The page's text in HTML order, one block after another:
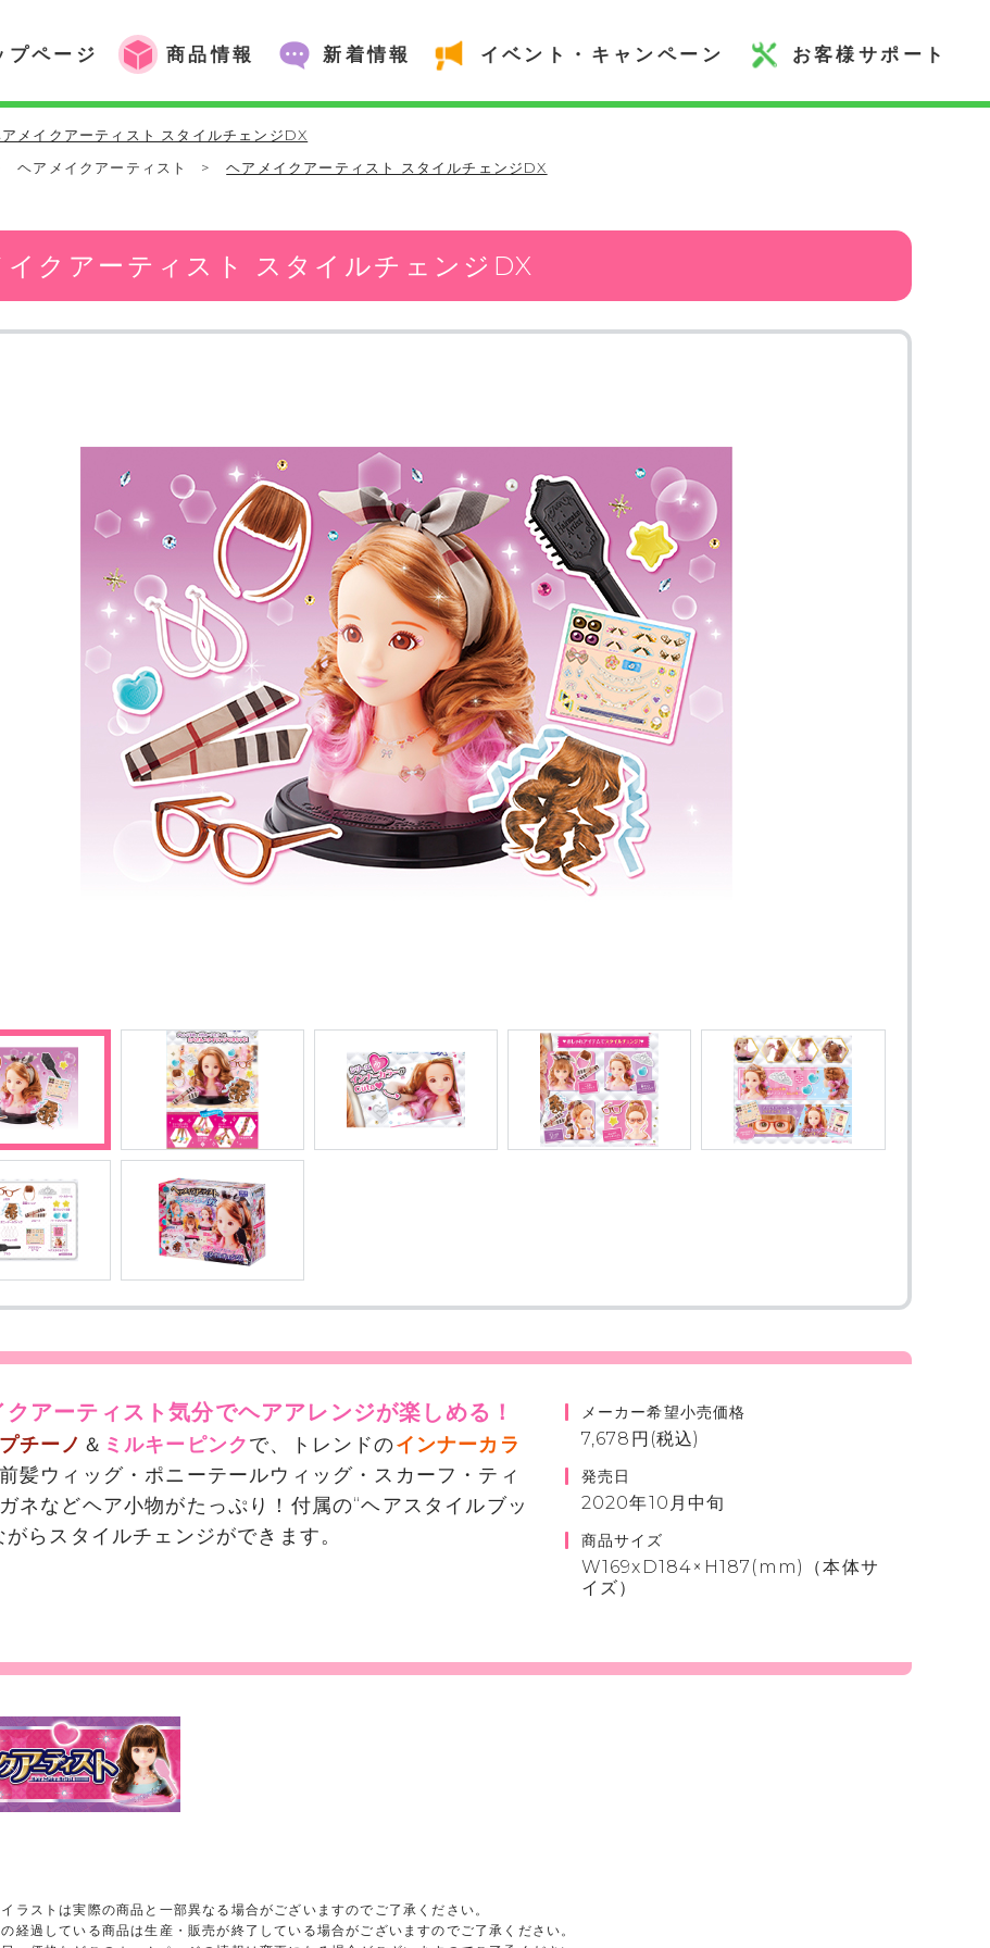
プページ 商品情報 新着情報 イベント・キャンペーン お客様サポート
メイクアーティスト スタイルチェンジDX
ヘアメイクアーティスト > ヘアメイクアーティスト スタイルチェンジDX
イクアーティスト スタイルチェンジDX
アーティスト気分でヘアアレンジが楽しめる！
チーノ ＆ ミルキーピンクで、トレンドのインナーカラ
髪ウィッグ・ポニーテールウィッグ・スカーフ・ティ
ネなどヘア小物がたっぷり！付属の“ヘアスタイルブッ
がらスタイルチェンジができます。
メーカー希望小売価格
7,678円(税込)
発売日
2020年10月中旬
商品サイズ
W169xD184×H187(mm)（本体サ
イズ）
ラストは実際の商品と一部異なる場合がございますのでご了承ください。
経過している商品は生産・販売が終了している場合がございますのでご了承ください。